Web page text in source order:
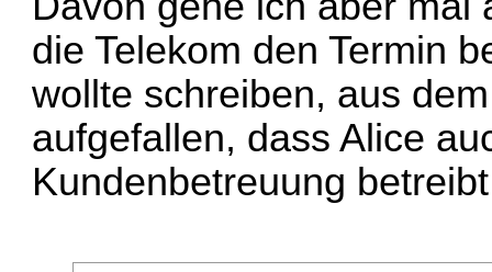
die Telekom den Termin
wollte schreiben, aus
aufgefallen, dass Alice
Kundenbetreuung